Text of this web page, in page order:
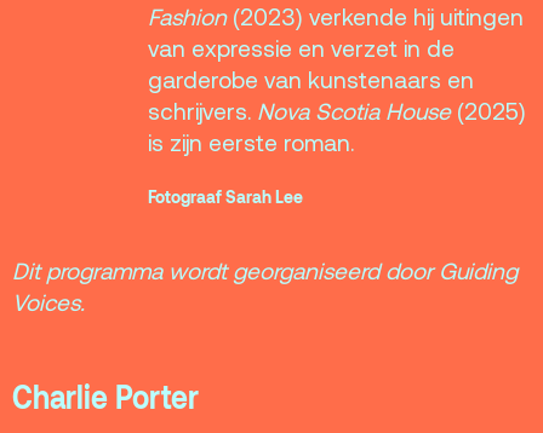
Fashion(2023) verkende hij uitingen
van expressie en verzet in de
garderobe van kunstenaars en
schrijvers. Nova Scotia House(2025)
is zijn eerste roman.
Fotograaf Sarah Lee
Dit programma wordt georganiseerd door Guiding
Voices.
Charlie Porter